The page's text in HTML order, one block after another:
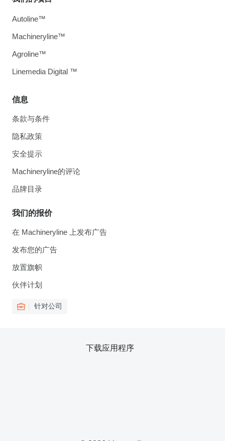
信息
条款与条件
隐私政策
安全提示
Machineryline的评论
品牌目录
我们的报价
在 Machineryline 上发布广告
发布您的广告
放置旗帜
伙伴计划
针对公司
Autoline™
Machineryline™
Agroline™
Linemedia Digital ™
下载应用程序